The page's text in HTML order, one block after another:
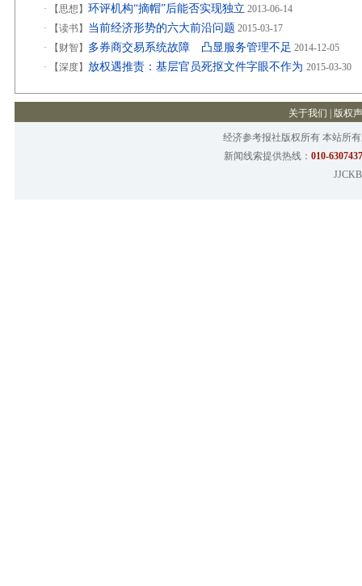
· 【思想】 环评机构“摘帽”后能否实现独立 2013-06-14
·
【读书】 当前经济形势的六大前沿问题 2015-03-17
·
【财智】 多券商交易系统故障 凸显服务管理不足 2014-12-05
·
【深度】 放权遇推责：基层官员死抠文件字眼不作为 2015-03-30
关于我们 版权
经济参考报社版权所有 本站所
新闻线索提供热线： 010-